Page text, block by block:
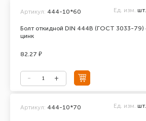
Болт откидной DIN 444В (ГОСТ 3033-
цинк
Артикул: 444-10*60 Ед. изм. шт.
82.27 ₽
Артикул: 444-10*70 Ед. изм. шт.